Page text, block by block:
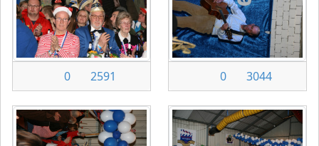
0 2591 0 3044